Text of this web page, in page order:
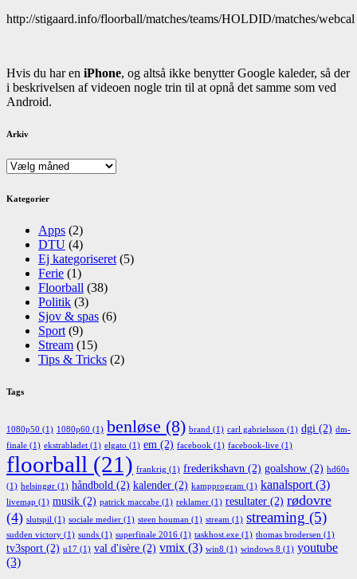
http://stigaard.info/floorball/matches/teams/HOLDID/matches/webcal
Hvis du har en iPhone, og altså ikke benytter Google kaleder, så der
i beskrivelsen af videoen nogle trin til at opnå det samme som ved
Android.
Arkiv
Arkiv
Kategorier
Apps (2)
DTU (4)
Ej kategoriseret (5)
Ferie (1)
Floorball (38)
Politik (3)
Sjov & spas (6)
Sport (9)
Stream (15)
Tips & Tricks (2)
Tags
1080p50 (1) 1080p60 (1) benløse (8) brand (1) carl gabrielsson (1) dgi (2) dm-
finale (1) ekstrabladet (1) elgato (1) em (2) facebook (1) facebook-live (1)
floorball (21) frankrig (1) frederikshavn (2) goalshow (2) hd60s
(1) helsingør (1) håndbold (2) kalender (2) kampprogram (1) kanalsport (3)
livemap (1) musik (2) patrick maccabe (1) reklamer (1) resultater (2) rødovre
(4) slutspil (1) sociale medier (1) steen houman (1) stream (1) streaming (5)
sudden victory (1) sunds (1) superfinale 2016 (1) taskhost.exe (1) thomas brodersen (1)
tv3sport (2) u17 (1) val d'isère (2) vmix (3) win8 (1) windows 8 (1) youtube
(3)